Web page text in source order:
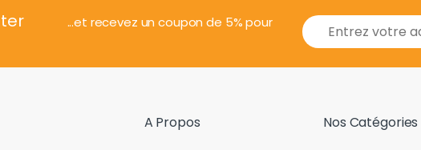
...et recevez un coupon de 5% pour
E
m
i
A Propos Nos Catégories